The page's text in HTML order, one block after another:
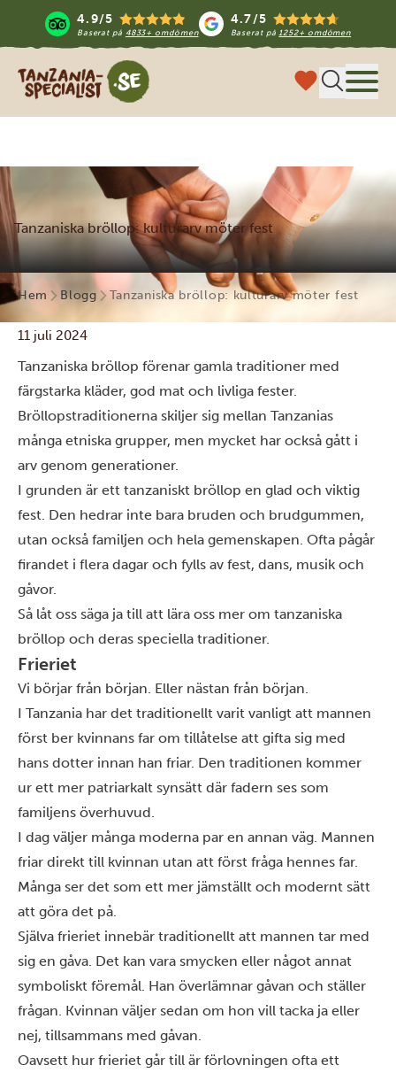
4.9/5
Baserat på 4833+ omdömen
4.7/5
Baserat på1252+ omdömen
Tanzania Specialist
Tanzaniska bröllop: kulturarv möter fest
Hem Blogg Tanzaniska bröllop: kulturarv möter fest
11 juli 2024
Tanzaniska bröllop förenar gamla traditioner med
färgstarka kläder, god mat och livliga fester.
Bröllopstraditionerna skiljer sig mellan Tanzanias
många etniska grupper, men mycket har också gått i
arv genom generationer.
I grunden är ett tanzaniskt bröllop en glad och viktig
fest. Den hedrar inte bara bruden och brudgummen,
utan också familjen och hela gemenskapen. Ofta pågår
firandet i flera dagar och fylls av fest, dans, musik och
gåvor.
Så låt oss säga ja till att lära oss mer om tanzaniska
bröllop och deras speciella traditioner.
Frieriet
Vi börjar från början. Eller nästan från början.
I Tanzania har det traditionellt varit vanligt att mannen
först ber kvinnans far om tillåtelse att gifta sig med
hans dotter innan han friar. Den traditionen kommer
ur ett mer patriarkalt synsätt där fadern ses som
familjens överhuvud.
I dag väljer många moderna par en annan väg. Mannen
friar direkt till kvinnan utan att först fråga hennes far.
Många ser det som ett mer jämställt och modernt sätt
att göra det på.
Själva frieriet innebär traditionellt att mannen tar med
sig en gåva. Det kan vara smycken eller något annat
symboliskt föremål. Han överlämnar gåvan och ställer
frågan. Kvinnan väljer sedan om hon vill tacka ja eller
nej, tillsammans med gåvan.
Oavsett hur frieriet går till är förlovningen ofta ett